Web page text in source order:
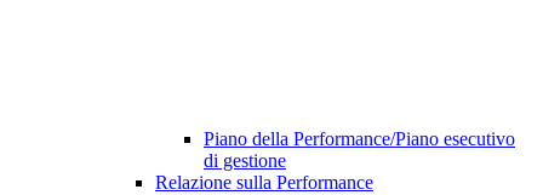
Piano della Performance/Piano esecutivo
di gestione
Relazione sulla Performance